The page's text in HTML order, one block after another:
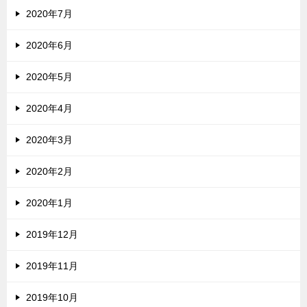
2020年7月
2020年6月
2020年5月
2020年4月
2020年3月
2020年2月
2020年1月
2019年12月
2019年11月
2019年10月